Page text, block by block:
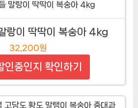
랑이 딱딱이 복숭아 4kg
32,200원
인중인지 확인하기